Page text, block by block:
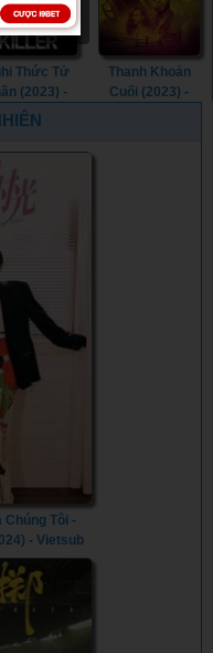
Thức Tử
(2023) -
Ritual Killer
Thanh Khoản
Cuối (2023) -
Tôi -
- Vietsub